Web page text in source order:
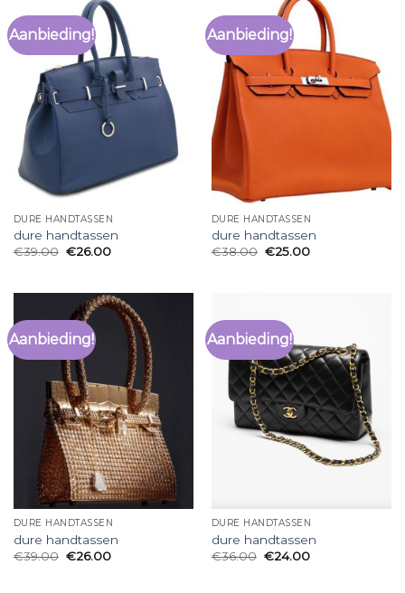
Aanbieding!
DURE HANDTASSEN
dure handtassen
€39.00 €26.00
Aanbieding!
DURE HANDTASSEN
dure handtassen
€38.00 €25.00
Aanbieding!
DURE HANDTASSEN
dure handtassen
€39.00 €26.00
Aanbieding!
DURE HANDTASSEN
dure handtassen
€36.00 €24.00